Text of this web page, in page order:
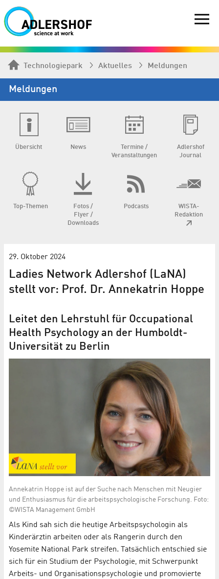
Technologiepark Aktuelles Meldungen
Meldungen
Übersicht News
Termine /
Veranstaltungen
Adlershof
Journal
Top-Themen
Fotos /
Flyer /
Downloads
Podcasts
WISTA-
Redaktion
29. Oktober 2024
Ladies Network Adlershof (LaNA)
stellt vor: Prof. Dr. Annekatrin Hoppe
Leitet den Lehrstuhl für Occupational
Health Psychology an der Humboldt-
Universität zu Berlin
Annekatrin Hoppe ist auf der Suche nach Menschen mit Neugier
und Enthusiasmus für die arbeitspsychologische Forschung. Foto:
©WISTA Management GmbH
Als Kind sah sich die heutige Arbeitspsychologin als
Kinderärztin arbeiten oder als Rangerin durch den
Yosemite National Park streifen. Tatsächlich entschied sie
sich für ein Studium der Psychologie, mit Schwerpunkt
Arbeits- und Organisationspsychologie und promovierte